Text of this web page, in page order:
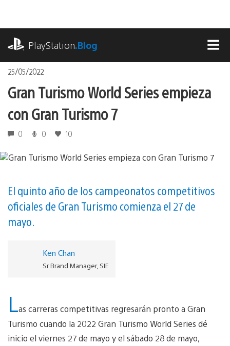
contenido
PlayStation.Blog
25/05/2022
Gran Turismo World Series empieza
con Gran Turismo 7
0 0 10
El quinto año de los campeonatos competitivos
oficiales de Gran Turismo comienza el 27 de
mayo.
Ken Chan
Sr Brand Manager, SIE
Las carreras competitivas regresarán pronto a Gran
Turismo cuando la 2022 Gran Turismo World Series dé
inicio el viernes 27 de mayo y el sábado 28 de mayo,